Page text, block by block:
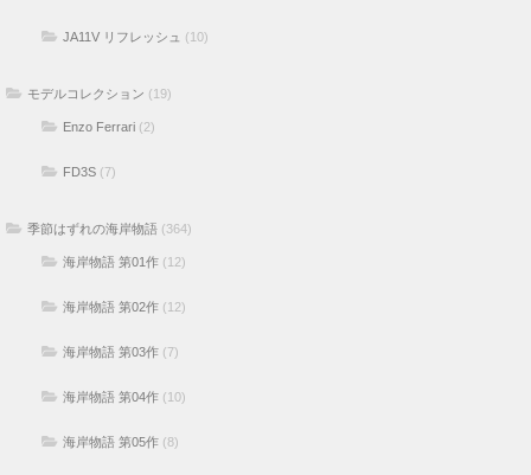
JA11V リフレッシュ (10)
モデルコレクション (19)
Enzo Ferrari (2)
FD3S (7)
季節はずれの海岸物語 (364)
海岸物語 第01作 (12)
海岸物語 第02作 (12)
海岸物語 第03作 (7)
海岸物語 第04作 (10)
海岸物語 第05作 (8)